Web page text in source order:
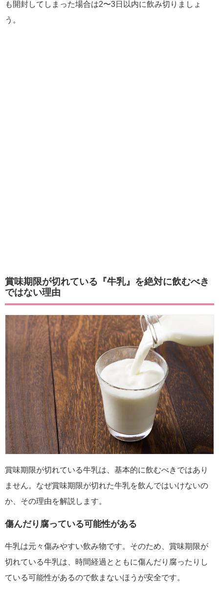
も開封してしまった場合は2〜3日以内に飲み切りましょ
う。
賞味期限が切れている『牛乳』を絶対に飲むべき
ではない理由
賞味期限が切れている牛乳は、基本的に飲むべきではあり
ません。なぜ賞味期限が切れた牛乳を飲んではいけないの
か、その理由を解説します。
傷んだり腐っている可能性がある
牛乳は元々傷みやすい飲み物です。そのため、賞味期限が
切れている牛乳は、時間経過とともに傷んだり腐ったりし
ている可能性があるので飲まないほうが安全です。